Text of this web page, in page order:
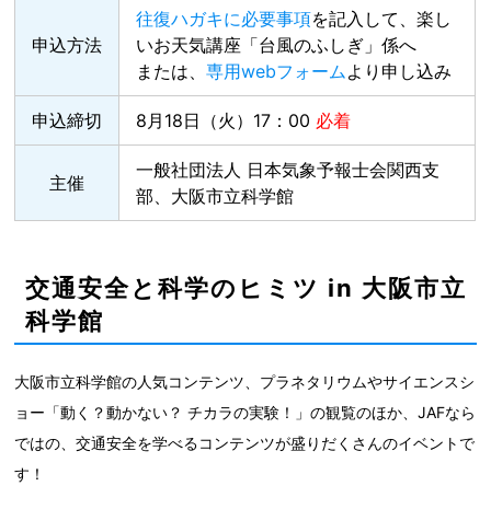
申込方法
往復ハガキに必要事項を記入して、楽し
いお天気講座「台風のふしぎ」係へ
または、専用webフォーム より申し込み
申込締切 8月18日（火）17：00 必着
主催
一般社団法人 日本気象予報士会関西支
部 、大阪市立科学館
交通安全と科学のヒミツ in 大阪市立
科学館
大阪市立科学館の人気コンテンツ、プラネタリウムやサイエンスシ
ョー「動く？動かない？ チカラの実験！」の観覧のほか、JAFなら
ではの、交通安全を学べるコンテンツが盛りだくさんのイベントで
す！